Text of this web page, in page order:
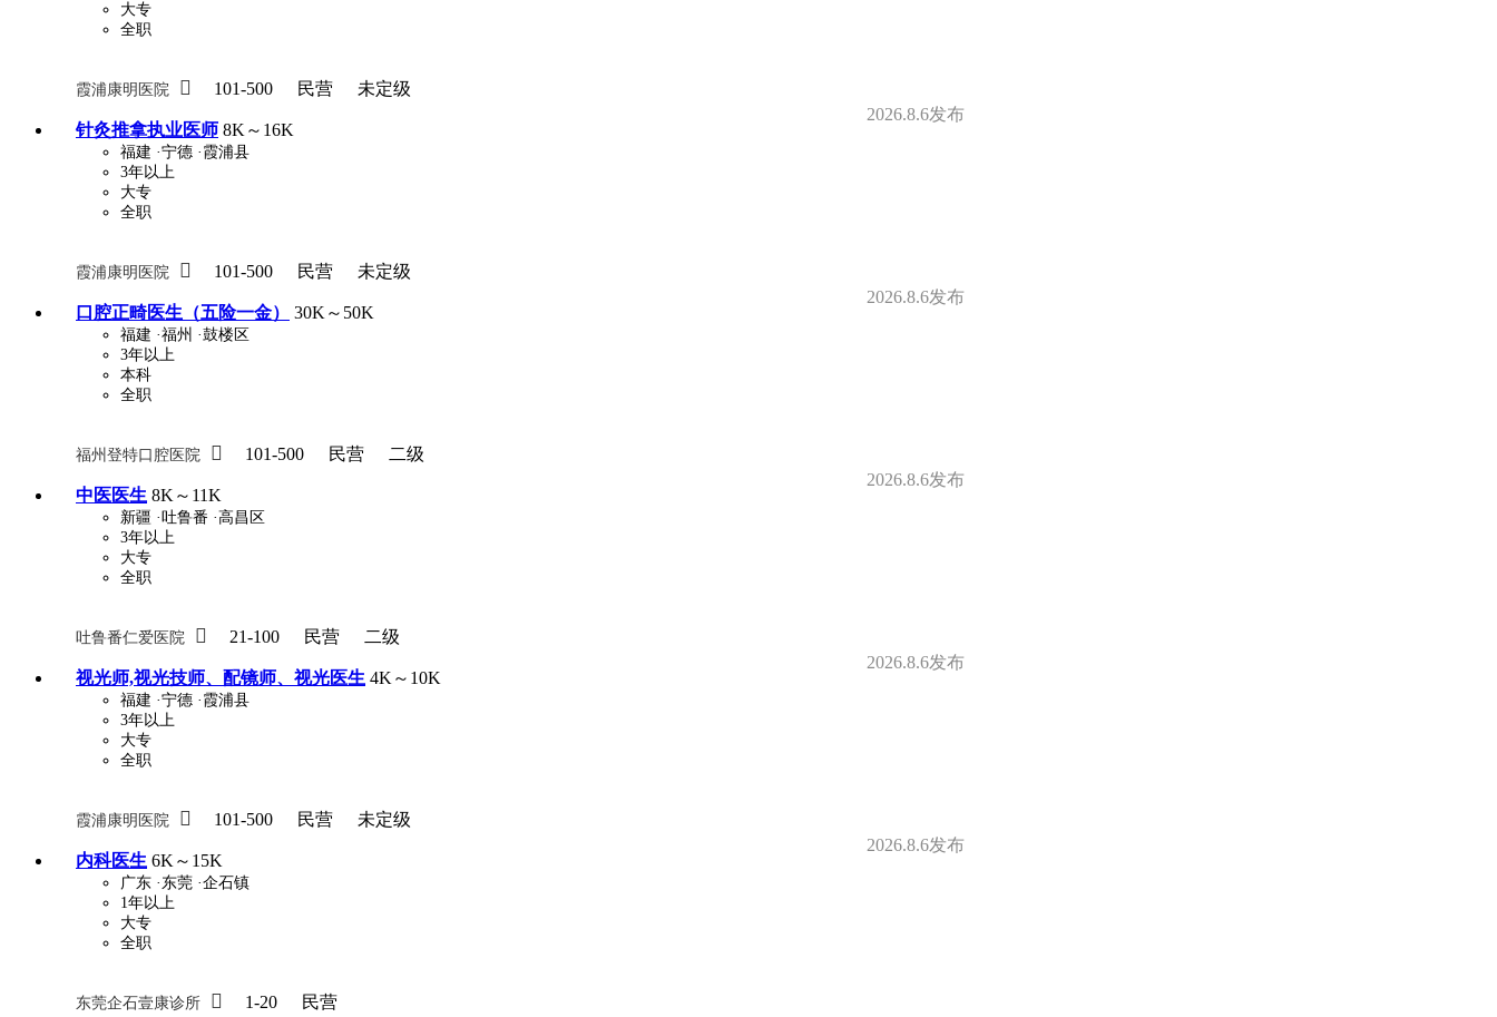
关怀与福利
解决户口 事业编制
员工旅游
大专
全职
霞浦康明医院  101-500 民营
未定级
2026.8.6发布
针灸推拿执业医师 8K～16K
福建 ·宁德 ·霞浦县
3年以上
大专
全职
霞浦康明医院  101-500 民营
未定级
2026.8.6发布
口腔正畸医生（五险一金）
30K～50K
福建 ·福州 ·鼓楼区
3年以上
本科
全职
福州登特口腔医院  101-500 民营
二级
2026.8.6发布
中医医生 8K～11K
新疆 ·吐鲁番 ·高昌区
3年以上
大专
全职
吐鲁番仁爱医院  21-100 民营
二级
2026.8.6发布
视光师,视光技师、配镜师、视光医生 4K～10K
福建 ·宁德 ·霞浦县
3年以上
大专
全职
霞浦康明医院  101-500 民营
未定级
2026.8.6发布
内科医生 6K～15K
广东 ·东莞 ·企石镇
1年以上
大专
全职
东莞企石壹康诊所  1-20
民营